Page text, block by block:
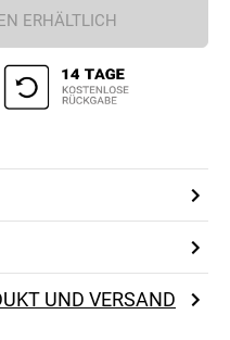
ERHÄLTLICH
UND VERSAND